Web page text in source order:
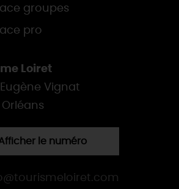
groupes
pro
Loiret
Eugène Vignat
le numéro